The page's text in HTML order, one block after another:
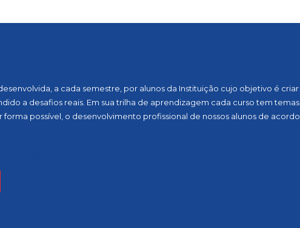
a cada semestre, por alunos da Instituição cujo objetivo é criar
a desafios reais. Em sua trilha de aprendizagem cada curso tem temas
possível, o desenvolvimento profissional de nossos alunos de acordo